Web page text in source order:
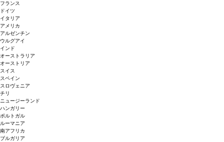
フランス
ドイツ
イタリア
アメリカ
アルゼンチン
ウルグアイ
インド
オーストラリア
オーストリア
スイス
スペイン
スロヴェニア
チリ
ニュージーランド
ハンガリー
ポルトガル
ルーマニア
南アフリカ
ブルガリア